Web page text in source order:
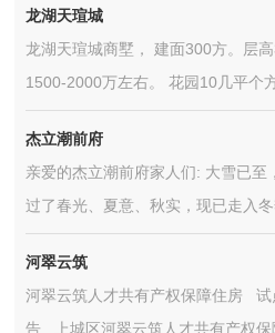
龙湖天瑄城
龙湖天瑄城商墅， 建面300方。层
1500-2000万左右。 花园10几平个
杰立潮前府
亲爱的杰立潮前府家人们: 大雪已至
过了春光、夏意、秋实，现已走入
河翠云筑
河翠云筑人才共有产权保障住房 试
告 上城区河翠云筑人才共有产权保